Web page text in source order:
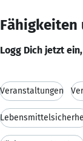
Fähigkeiten
Logg Dich jetzt
Veranstaltungen